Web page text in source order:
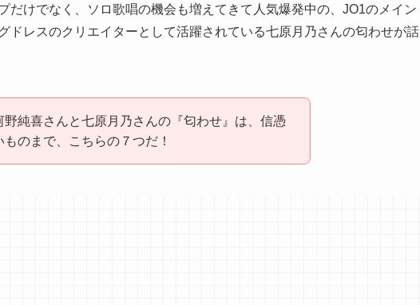
だけでなく、ソロ歌唱の機会も増えてきて人気爆発中の、JO1のメイン
ドレスのクリエイターとして活躍されている七原月乃さんの匂わせが話
純喜さんと七原月乃さんの『匂わせ』は、信憑
のまで、こちらの７つだ！